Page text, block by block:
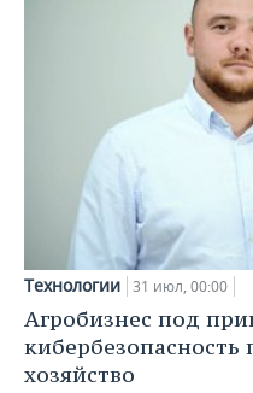
Технологии 31 июл, 00:00
Агробизнес под
кибербезопасность
хозяйство